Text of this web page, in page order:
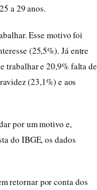
a 29 anos.
Esse motivo foi
(25,5%). Já entre
trabalhar e 20,9% falta de
(23,1%) e aos
por um motivo e,
do IBGE, os dados
retornar por conta dos